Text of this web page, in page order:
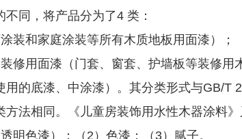
同，将产品分为了4 类：
涂装和家庭涂装等所有木质地板用面漆）
修用面漆（门套、窗套、护墙板等装修用
用的底漆、中涂漆）。其分类形式与GB/T
方法相同。《儿童房装饰用水性木器涂料
明色漆）；（2）色漆；（3）腻子。